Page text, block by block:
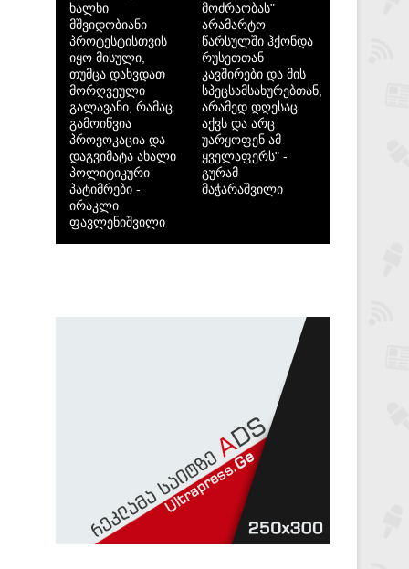
ხალხი
მშვიდობიანი
პროტესტისთვის
იყო მისული,
თუმცა დახვდათ
მორღვეული
გალავანი, რამაც
გამოიწვია
პროვოკაცია და
დაგვიმატა ახალი
პოლიტიკური
პატიმრები -
ირაკლი
ფავლენიშვილი
მოძრაობას"
არამარტო
წარსულში ჰქონდა
რუსეთთან
კავშირები და მის
სპეცსამსახურებთან,
არამედ დღესაც
აქვს და არც
უარყოფენ ამ
ყველაფერს" -
გურამ
მაჭარაშვილი